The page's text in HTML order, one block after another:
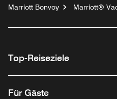
Marriott Bonvoy Marriott®
Top-Reiseziele
Für Gäste